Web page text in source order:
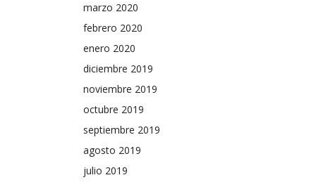
marzo 2020
febrero 2020
enero 2020
diciembre 2019
noviembre 2019
octubre 2019
septiembre 2019
agosto 2019
julio 2019